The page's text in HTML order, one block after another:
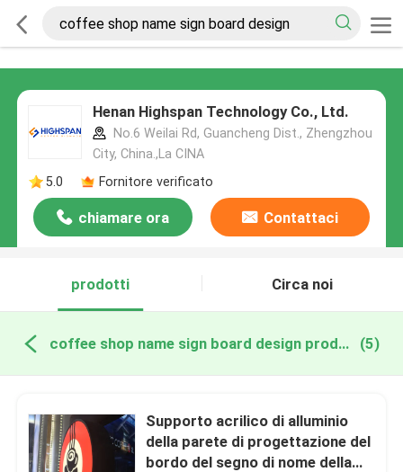
Henan Highspan Technology Co., Ltd.
No.6 Weilai Rd, Guancheng Dist., Zhengzhou
City, China.,La CINA
5.0
Fornitore verificato
chiamare ora Contattaci
prodotti Circa noi
coffee shop name sign board design produzione online (5)
Supporto acrilico di alluminio
della parete di progettazione del
bordo del segno di nome della